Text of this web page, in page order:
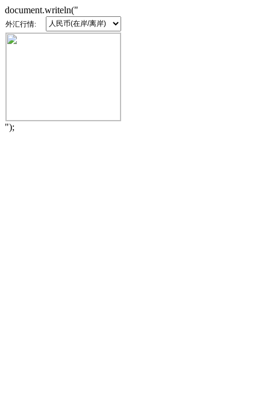
document.writeln("
外汇行情:
");